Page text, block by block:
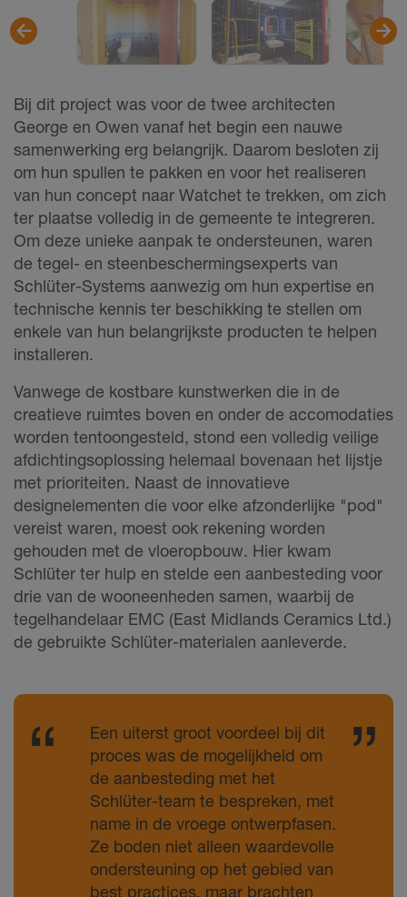
Bij dit project was voor de twee architecten
George en Owen vanaf het begin een nauwe
samenwerking erg belangrijk. Daarom besloten zij
om hun spullen te pakken en voor het realiseren
van hun concept naar Watchet te trekken, om zich
ter plaatse volledig in de gemeente te integreren.
Om deze unieke aanpak te ondersteunen, waren
de tegel- en steenbeschermingsexperts van
Schlüter-Systems aanwezig om hun expertise en
technische kennis ter beschikking te stellen om
enkele van hun belangrijkste producten te helpen
installeren.
Vanwege de kostbare kunstwerken die in de
creatieve ruimtes boven en onder de accomodaties
worden tentoongesteld, stond een volledig veilige
afdichtingsoplossing helemaal bovenaan het lijstje
met prioriteiten. Naast de innovatieve
designelementen die voor elke afzonderlijke "pod"
vereist waren, moest ook rekening worden
gehouden met de vloeropbouw. Hier kwam
Schlüter ter hulp en stelde een aanbesteding voor
drie van de wooneenheden samen, waarbij de
tegelhandelaar EMC (East Midlands Ceramics Ltd.)
de gebruikte Schlüter-materialen aanleverde.
Een uiterst groot voordeel bij dit
proces was de mogelijkheid om
de aanbesteding met het
Schlüter-team te bespreken, met
name in de vroege ontwerpfasen.
Ze boden niet alleen waardevolle
ondersteuning op het gebied van
best practices, maar brachten